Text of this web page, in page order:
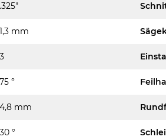
.325"
1,3 mm
3
75 °
4,8 mm
30 °